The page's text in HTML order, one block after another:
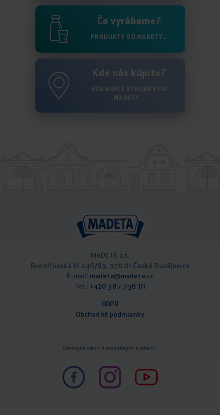
Čo vyrábame?
PRODUKTY OD MADETY...
Kde nás kúpite?
KDE KÚPIT VÝROBKY OD
MADETY...
MADETA a.s.
Rudolfovská tř. 246/83, 370 01 České Budějovice
E-mail: madeta@madeta.cz
Tel.: +420 387 736 111
GDPR
Obchodné podmienky
Sledujte nás na sociálnych sieťach: